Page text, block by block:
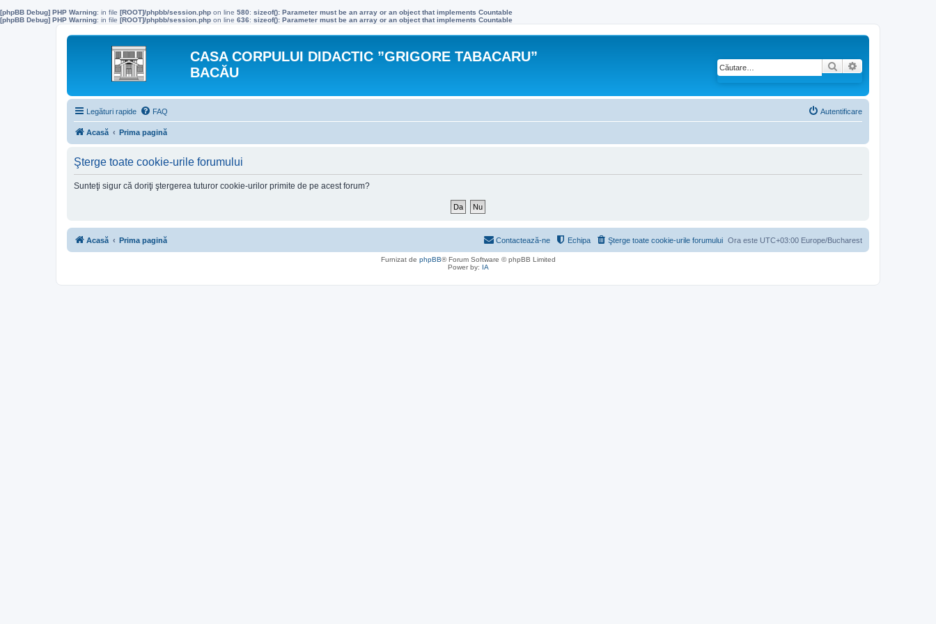
[phpBB Debug] PHP Warning: in file [ROOT]/phpbb/session.php on line 580: sizeof(): Parameter must be an array or an object that implements Countable
[phpBB Debug] PHP Warning: in file [ROOT]/phpbb/session.php on line 636: sizeof(): Parameter must be an array or an object that implements Countable
CASA CORPULUI DIDACTIC ”GRIGORE TABACARU”
BACĂU
Căutare
Legături rapide FAQ Autentificare
Acasă Prima pagină
Şterge toate cookie-urile forumului
Sunteţi sigur că doriţi ştergerea tuturor cookie-urilor primite de pe acest forum?
Acasă Prima pagină Ora este UTC+03:00 Europe/Bucharest
Şterge toate cookie-urile forumului
Echipa
Contactează-ne
Furnizat de phpBB® Forum Software © phpBB Limited
Power by: IA